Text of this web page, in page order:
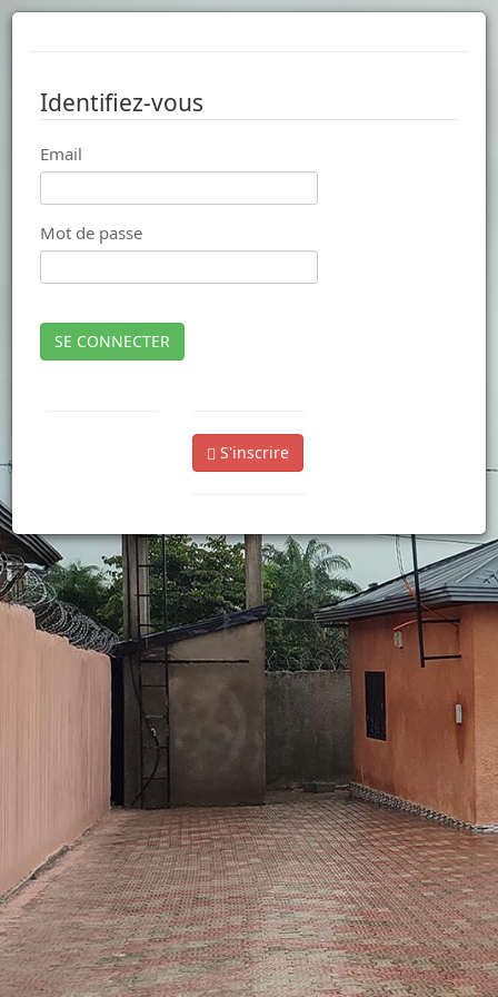
Identifiez-vous
Email
Mot de passe
SE CONNECTER
S'inscrire